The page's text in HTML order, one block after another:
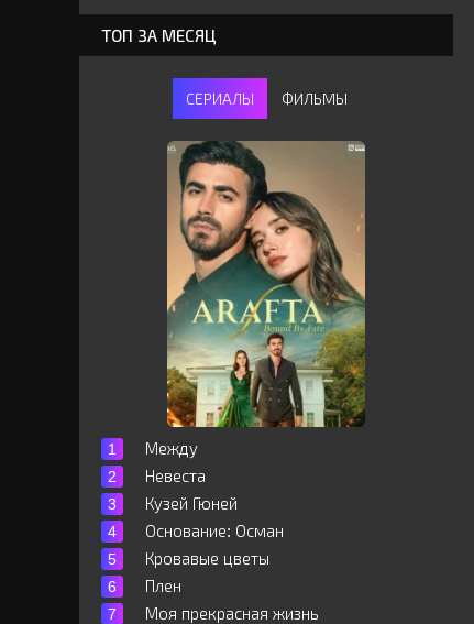
ТОП ЗА МЕСЯЦ
СЕРИАЛЫ ФИЛЬМЫ
Между
Невеста
Кузей Гюней
Основание: Осман
Кровавые цветы
Плен
Моя прекрасная жизнь